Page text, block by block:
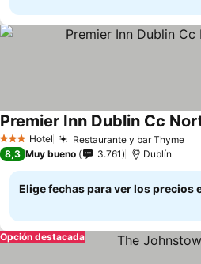
3 Estrellas
Hotel Restaurante y bar Thyme
Premier Inn Dublin Cc
8,3 Muy bueno 3.761 Dublín
Elige fechas para ver los precios
Opción destacada